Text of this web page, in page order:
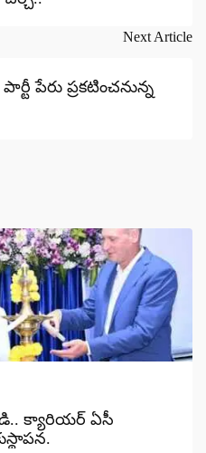
Next Article
పేరు ప్రకటించనున్న
క్యారియర్ ఏసీ